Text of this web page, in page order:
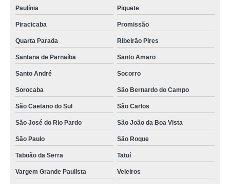
Paulínia Piquete
Piracicaba Promissão
Quarta Parada Ribeirão Pires
Santana de Parnaíba Santo Amaro
Santo André Socorro
Sorocaba São Bernardo do Campo
São Caetano do Sul São Carlos
São José do Rio Pardo São João da Boa Vista
São Paulo São Roque
Taboão da Serra Tatuí
Vargem Grande Paulista Veleiros